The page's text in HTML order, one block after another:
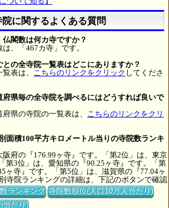
に関するよくある質問
仏閣数は何カ寺ですか？
、「467カ寺」です。
との全寺院一覧表はどこにありますか？
表は、 こちらのリンクをクリック してくださ
府県毎の全寺院を調べるにはどうすれば良いで
県の寺院の一覧表は、 こちらのリンクをクリ
面積100平方キロメートル当りの寺院数ランキ
阪府の『176.99ヶ寺』です。「第2位」は、東京
第3位」は、愛知県の『90.25ヶ寺』です。「第
ヶ寺』です。「第5位」は、滋賀県の『77.04ヶ
寺院ランキングの詳細は、下記のボタンで確認
ランキング 寺院数順位(人口10万人当たり)
当たり)